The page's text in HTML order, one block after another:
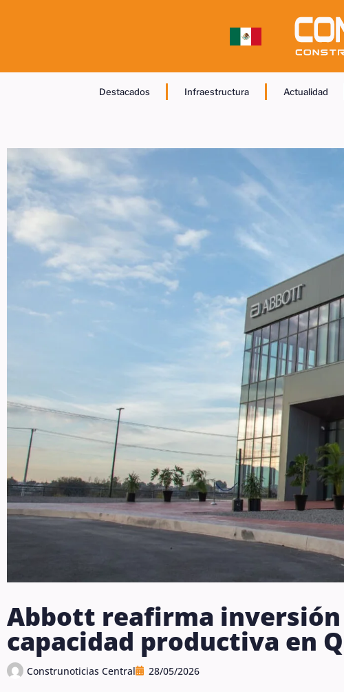
Destacados Infraestructura Actualidad
Abbott reafirma inversión
capacidad productiva en
Construnoticias Central 28/05/2026